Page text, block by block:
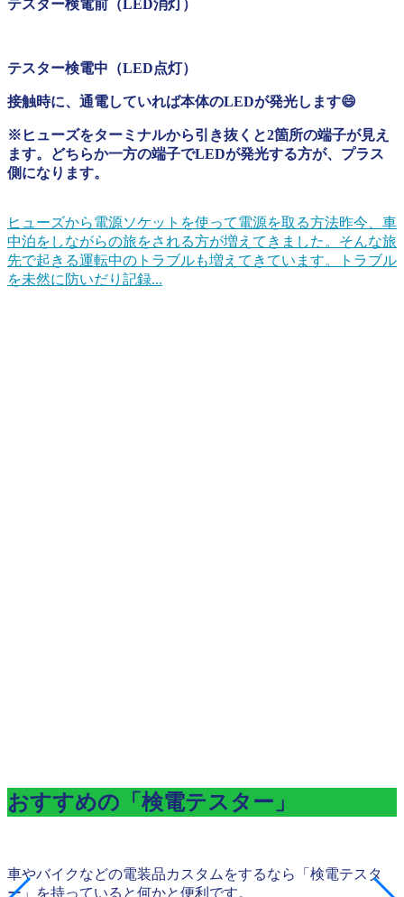
テスター検電前（LED消灯）
テスター検電中（LED点灯）
接触時に、通電していれば本体のLEDが発光します😄
※ヒューズをターミナルから引き抜くと2箇所の端子が見え
ます。どちらか一方の端子でLEDが発光する方が、プラス
側になります。
ヒューズから電源ソケットを使って電源を取る方法昨今、車
中泊をしながらの旅をされる方が増えてきました。そんな旅
先で起きる運転中のトラブルも増えてきています。トラブル
を未然に防いだり記録...
おすすめの「検電テスター」
車やバイクなどの電装品カスタムをするなら「検電テスタ
ー」を持っていると何かと便利です。